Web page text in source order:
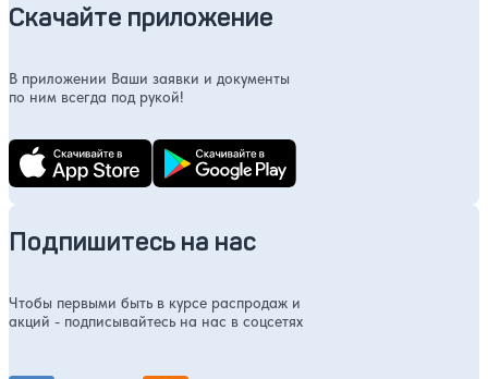
Скачайте приложение
В приложении Ваши заявки и документы
по ним всегда под рукой!
Подпишитесь на нас
Чтобы первыми быть в курсе распродаж и
акций - подписывайтесь на нас в соцсетях